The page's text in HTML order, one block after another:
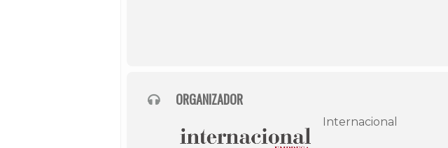
ORGANIZADOR
Internacional